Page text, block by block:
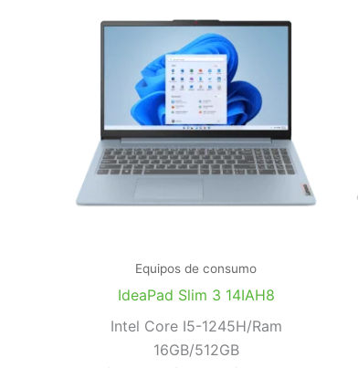
Equipos de consumo
IdeaPad Slim 3 14IAH8
Intel Core I5-1245H/Ram
16GB/512GB